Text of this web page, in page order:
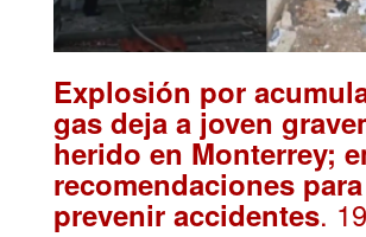
Explosión por
gas deja a joven
herido en Monterrey;
recomendaciones para
prevenir accidentes.